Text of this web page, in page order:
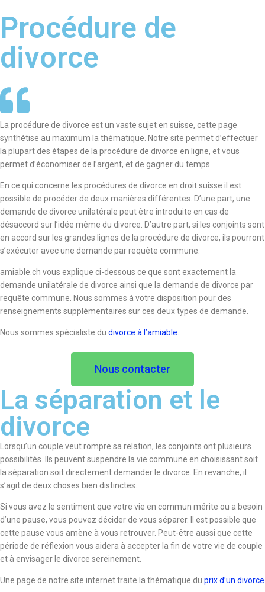
Procédure de
divorce
La procédure de divorce est un vaste sujet en suisse, cette page
synthétise au maximum la thématique. Notre site permet d’effectuer
la plupart des étapes de la procédure de divorce en ligne, et vous
permet d’économiser de l’argent, et de gagner du temps.
En ce qui concerne les procédures de divorce en droit suisse il est
possible de procéder de deux manières différentes. D’une part, une
demande de divorce unilatérale peut être introduite en cas de
désaccord sur l’idée même du divorce. D’autre part, si les conjoints sont
en accord sur les grandes lignes de la procédure de divorce, ils pourront
s’exécuter avec une demande par requête commune.
amiable.ch vous explique ci-dessous ce que sont exactement la
demande unilatérale de divorce ainsi que la demande de divorce par
requête commune. Nous sommes à votre disposition pour des
renseignements supplémentaires sur ces deux types de demande.
Nous sommes spécialiste du divorce à l’amiable.
Nous contacter
La séparation et le
divorce
Lorsqu’un couple veut rompre sa relation, les conjoints ont plusieurs
possibilités. Ils peuvent suspendre la vie commune en choisissant soit
la séparation soit directement demander le divorce. En revanche, il
s’agit de deux choses bien distinctes.
Si vous avez le sentiment que votre vie en commun mérite ou a besoin
d’une pause, vous pouvez décider de vous séparer. Il est possible que
cette pause vous amène à vous retrouver. Peut-être aussi que cette
période de réflexion vous aidera à accepter la fin de votre vie de couple
et à envisager le divorce sereinement.
Une page de notre site internet traite la thématique du prix d’un divorce